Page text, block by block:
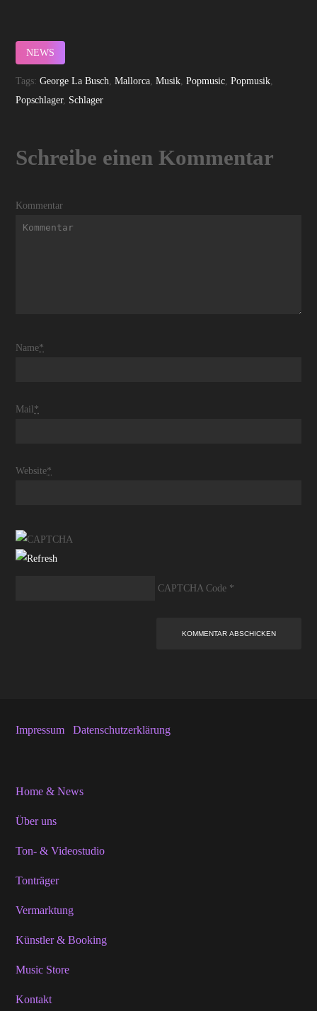
NEWS
Tags:George La Busch ,Mallorca ,Musik ,Popmusic ,Popmusik
Popschlager, Schlager
Schreibe einen Kommentar
Kommentar
Name*
Mail *
Website*
CAPTCHA Code *
Impressum Datenschutzerklärung
Home & News
Über uns
Ton- & Videostudio
Tonträger
Vermarktung
Künstler & Booking
Music Store
Kontakt